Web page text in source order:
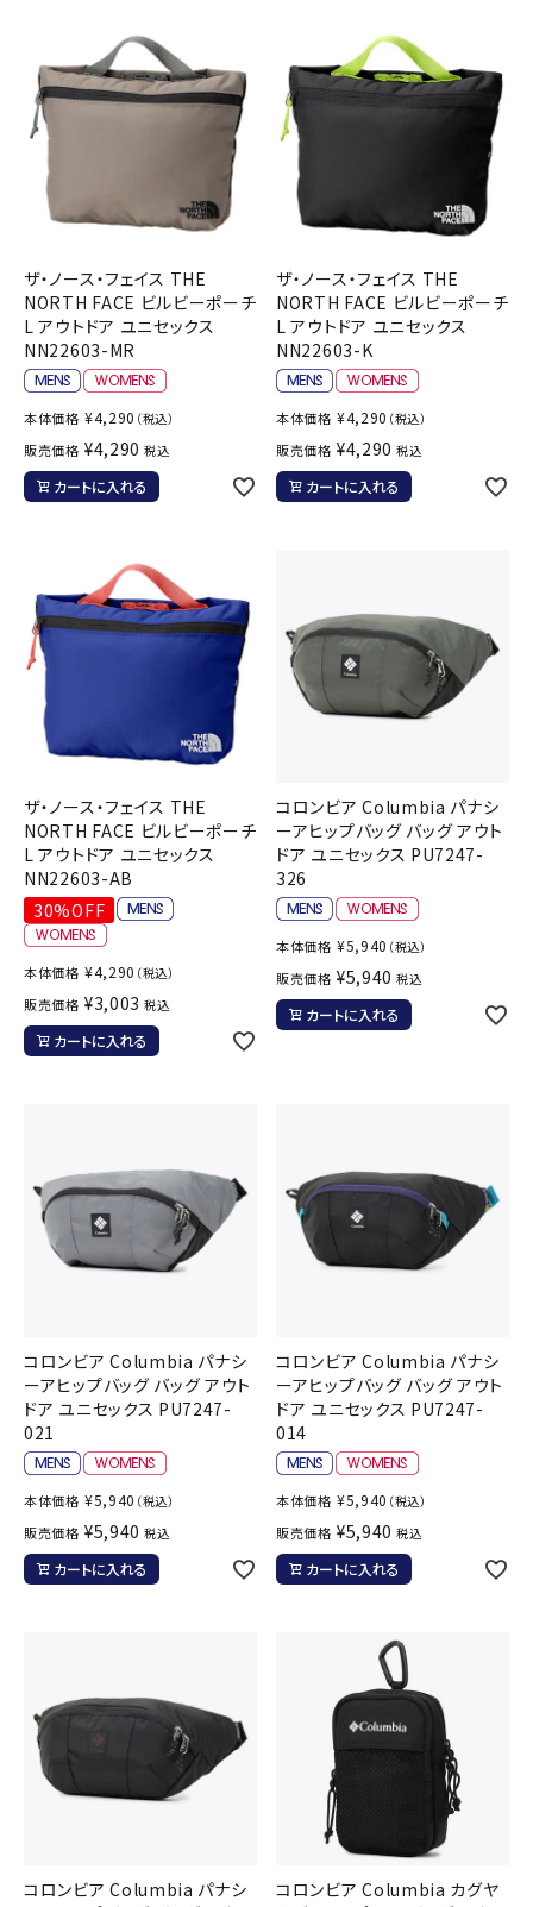
ザ・ノース・フェイス THE
NORTH FACE ビルビーポーチ
L アウトドア ユニセックス
NN22603-MR
本体価格 ¥4,290 （税込）
販売価格 ¥4,290 税込
カートに入れる
ザ・ノース・フェイス THE
NORTH FACE ビルビーポーチ
L アウトドア ユニセックス
NN22603-K
本体価格 ¥4,290 （税込）
販売価格 ¥4,290 税込
カートに入れる
ザ・ノース・フェイス THE
NORTH FACE ビルビーポーチ
L アウトドア ユニセックス
NN22603-AB
30%OFF
本体価格 ¥4,290 （税込）
販売価格 ¥3,003 税込
カートに入れる
コロンビア Columbia パナシ
ーアヒップバッグ バッグ アウト
ドア ユニセックス PU7247-
326
本体価格 ¥5,940 （税込）
販売価格 ¥5,940 税込
カートに入れる
コロンビア Columbia パナシ
ーアヒップバッグ バッグ アウト
ドア ユニセックス PU7247-
021
本体価格 ¥5,940 （税込）
販売価格 ¥5,940 税込
カートに入れる
コロンビア Columbia パナシ
ーアヒップバッグ バッグ アウト
ドア ユニセックス PU7247-
014
本体価格 ¥5,940 （税込）
販売価格 ¥5,940 税込
カートに入れる
コロンビア Columbia パナシ
コロンビア Columbia カグヤ